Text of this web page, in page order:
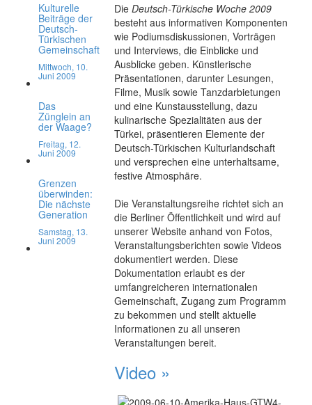
Kulturelle
Beiträge der
Deutsch-
Türkischen
Gemeinschaft
Mittwoch, 10.
Juni 2009
Das
Zünglein an
der Waage?
Freitag, 12.
Juni 2009
Grenzen
überwinden:
Die nächste
Generation
Samstag, 13.
Juni 2009
DieDeutsch-Türkische Woche 2009
besteht aus informativen Komponenten
wie Podiumsdiskussionen, Vorträgen
und Interviews, die Einblicke und
Ausblicke geben. Künstlerische
Präsentationen, darunter Lesungen,
Filme, Musik sowie Tanzdarbietungen
und eine Kunstausstellung, dazu
kulinarische Spezialitäten aus der
Türkei, präsentieren Elemente der
Deutsch-Türkischen Kulturlandschaft
und versprechen eine unterhaltsame,
festive Atmosphäre.
Die Veranstaltungsreihe richtet sich an
die Berliner Öffentlichkeit und wird auf
unserer Website anhand von Fotos,
Veranstaltungsberichten sowie Videos
dokumentiert werden. Diese
Dokumentation erlaubt es der
umfangreicheren internationalen
Gemeinschaft, Zugang zum Programm
zu bekommen und stellt aktuelle
Informationen zu all unseren
Veranstaltungen bereit.
Video »